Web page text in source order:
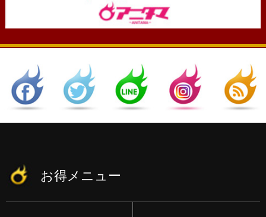
お得メニュー